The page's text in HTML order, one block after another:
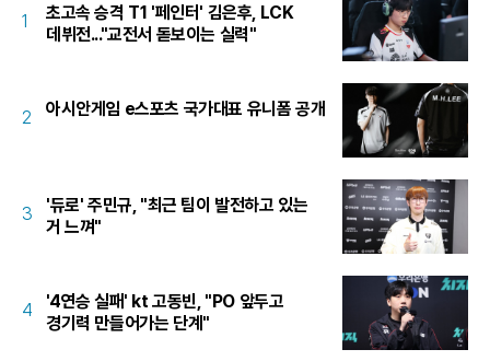
1
초고속 승격 T1 '페인터' 김은후, LCK
데뷔전..."교전서 돋보이는 실력"
2 아시안게임 e스포츠 국가대표 유니폼 공개
3
'듀로' 주민규, "최근 팀이 발전하고 있는
거 느껴"
4
'4연승 실패' kt 고동빈, "PO 앞두고
경기력 만들어가는 단계"